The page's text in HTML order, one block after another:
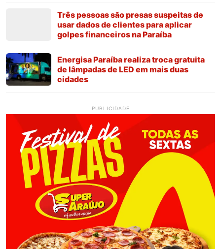
Três pessoas são presas suspeitas de
usar dados de clientes para aplicar
golpes financeiros na Paraíba
Energisa Paraíba realiza troca gratuita
de lâmpadas de LED em mais duas
cidades
PUBLICIDADE